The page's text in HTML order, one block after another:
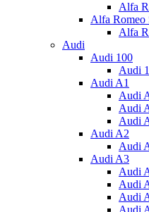
Alfa
Alfa Romeo
Alfa
Audi
Audi 100
Audi
Audi A1
Audi
Audi
Audi
Audi A2
Audi
Audi A3
Audi
Audi
Audi